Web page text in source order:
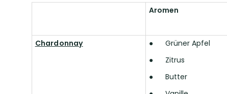
Aromen
Chardonnay ●
Grüner Apfel
●
Zitrus
●
Butter